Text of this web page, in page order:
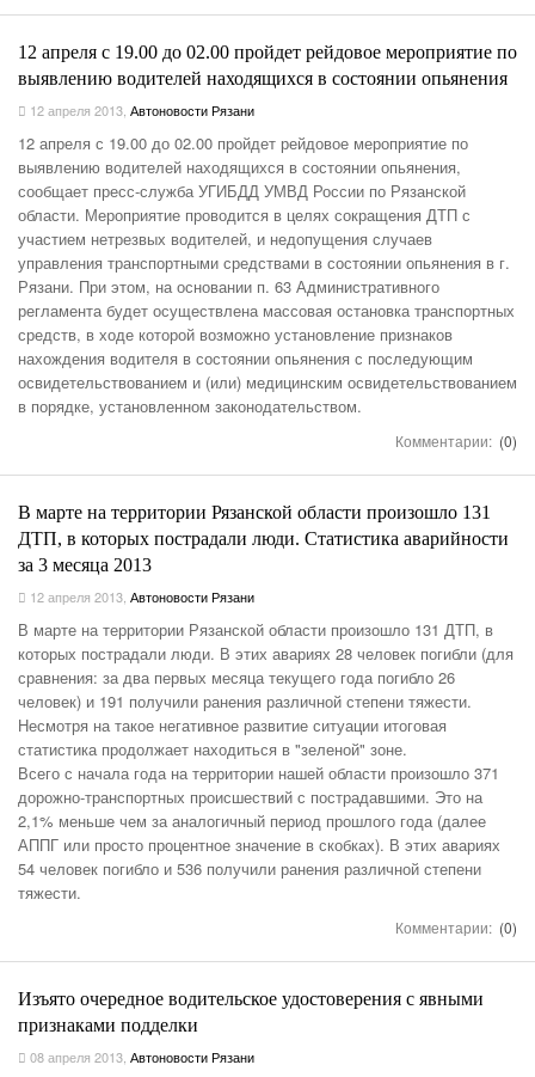
12 апреля с 19.00 до 02.00 пройдет рейдовое мероприятие по
выявлению водителей находящихся в состоянии опьянения
12 апреля 2013 Автоновости Рязани
12 апреля с 19.00 до 02.00 пройдет рейдовое мероприятие по
выявлению водителей находящихся в состоянии опьянения,
сообщает пресс-служба УГИБДД УМВД России по Рязанской
области. Мероприятие проводится в целях сокращения ДТП с
участием нетрезвых водителей, и недопущения случаев
управления транспортными средствами в состоянии опьянения в г.
Рязани. При этом, на основании п. 63 Административного
регламента будет осуществлена массовая остановка транспортных
средств, в ходе которой возможно установление признаков
нахождения водителя в состоянии опьянения с последующим
освидетельствованием и (или) медицинским освидетельствованием
в порядке, установленном законодательством.
Комментарии: (0)
В марте на территории Рязанской области произошло 131
ДТП, в которых пострадали люди. Статистика аварийности
за 3 месяца 2013
12 апреля 2013 Автоновости Рязани
В марте на территории Рязанской области произошло 131 ДТП, в
которых пострадали люди. В этих авариях 28 человек погибли (для
сравнения: за два первых месяца текущего года погибло 26
человек) и 191 получили ранения различной степени тяжести.
Несмотря на такое негативное развитие ситуации итоговая
статистика продолжает находиться в "зеленой" зоне.
Всего с начала года на территории нашей области произошло 371
дорожно-транспортных происшествий с пострадавшими. Это на
2,1% меньше чем за аналогичный период прошлого года (далее
АППГ или просто процентное значение в скобках). В этих авариях
54 человек погибло и 536 получили ранения различной степени
тяжести.
Комментарии: (0)
Изъято очередное водительское удостоверения с явными
признаками подделки
08 апреля 2013 Автоновости Рязани